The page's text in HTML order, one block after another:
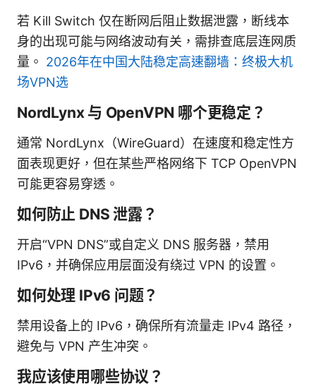
若 Kill Switch 仅在断网后阻止数据泄露，断线本
身的出现可能与网络波动有关，需排查底层连网质
量。 2026年在中国大陆稳定高速翻墙：终极大机
场VPN选
NordLynx 与 OpenVPN 哪个更稳定？
通常 NordLynx（WireGuard）在速度和稳定性方
面表现更好，但在某些严格网络下 TCP OpenVPN
可能更容易穿透。
如何防止 DNS 泄露？
开启“VPN DNS”或自定义 DNS 服务器，禁用
IPv6，并确保应用层面没有绕过 VPN 的设置。
如何处理 IPv6 问题？
禁用设备上的 IPv6，确保所有流量走 IPv4 路径，
避免与 VPN 产生冲突。
我应该使用哪些协议？